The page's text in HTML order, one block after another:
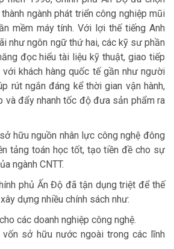
ngành phát triển công nghiệp mũi
mềm máy tính. Với lợi thế tiếng Anh
như ngôn ngữ thứ hai, các kỹ sư phần
đọc hiểu tài liệu kỹ thuật, giao tiếp
khách hàng quốc tế gần như người
rút ngắn đáng kể thời gian vận hành,
và đẩy nhanh tốc độ đưa sản phẩm ra
hữu nguồn nhân lực công nghệ đông
tảng toán học tốt, tạo tiền đề cho sự
ngành CNTT.
phủ Ấn Độ đã tận dụng triệt để thế
dựng nhiều chính sách như:
các doanh nghiệp công nghệ.
vốn sở hữu nước ngoài trong các lĩnh